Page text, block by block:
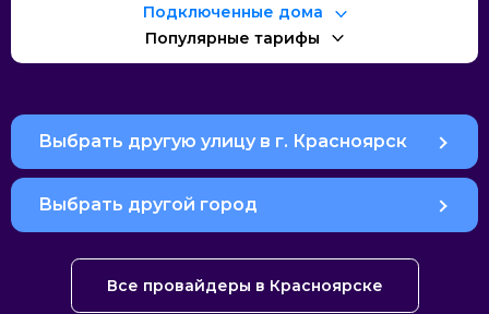
Подключенные дома
Популярные тарифы
Выбрать другую улицу в г. Красноярск
Выбрать другой город
Все провайдеры в Красноярске